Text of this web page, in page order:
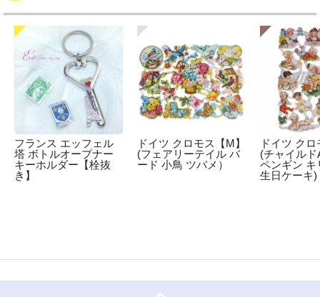
フランス エッフェル
塔 ボトルオープナー
キーホルダー【栓抜
き】
ドイツ クロモス【M】
(フェアリーテイル バ
ード 小鳥 ツバメ）
ドイツ ク
(チャイルド
ペンギン キ
生日ケーキ)